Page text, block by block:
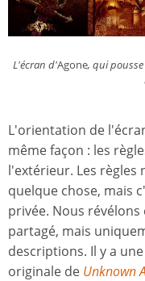
L'écran d'Agone, qui
L'orientation de
même façon : les
l'extérieur. Les
quelque chose, mais
privée. Nous
partagé, mais
descriptions. Il y a
originale de Unknown